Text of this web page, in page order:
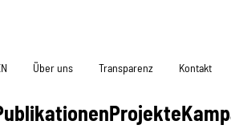
Projekte
Über uns Transparenz Kontakt